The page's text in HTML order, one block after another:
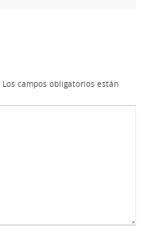
Los campos obligatorios están